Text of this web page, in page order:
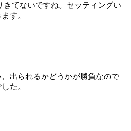
きてないですね。セッティングい
す。
出られるかどうかが勝負なので
た。